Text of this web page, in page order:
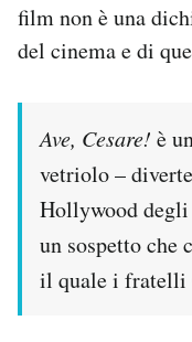
film non è una
del cinema e di
Ave, Cesare! è
vetriolo –
Hollywood degli
un sospetto che
il quale i fratelli